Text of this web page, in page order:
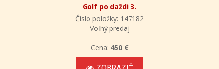
Golf po daždi 3.
Číslo položky: 147182
Voľný predaj
Cena: 450 €